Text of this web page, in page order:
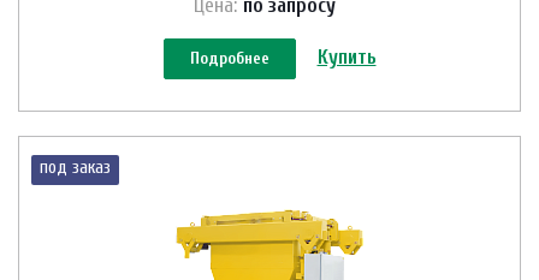
Цена: по запросу
Подробнее Купить
под заказ